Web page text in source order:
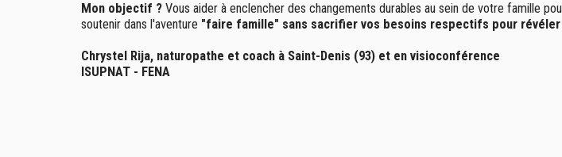
Mon objectif ? Vous aider à enclencher des changements durables au sein de votre famille
soutenir dans l'aventure "faire famille" sans sacrifier vos besoins respectifs pour révéler
Chrystel Rija, naturopathe et coach à Saint-Denis (93) et en visioconférence
ISUPNAT - FENA